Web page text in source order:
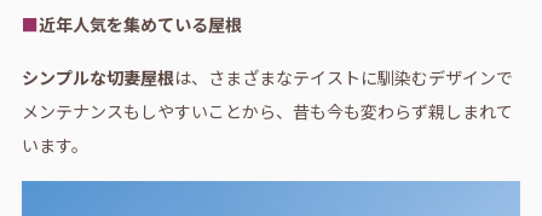
■近年人気を集めている屋根
シンプルな切妻屋根は、さまざまなテイストに馴染むデザインで
メンテナンスもしやすいことから、昔も今も変わらず親しまれて
います。